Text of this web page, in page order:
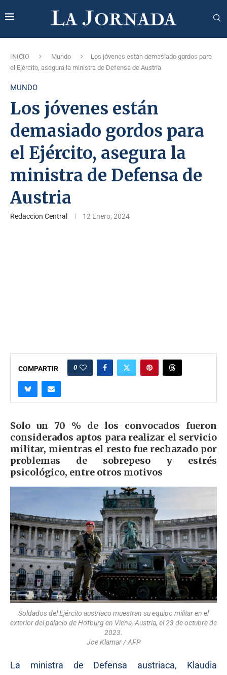
INICIO Mundo
Los jóvenes están demasiado gordos para
el Ejército, asegura la ministra de Defensa de Austria
MUNDO
Los jóvenes están
demasiado gordos para
el Ejército, asegura la
ministra de Defensa de
Austria
Redaccion Central 12 Enero, 2024
COMPARTIR 0
Solo un 70 % de los convocados fueron
considerados aptos para realizar el servicio
militar, mientras el resto fue rechazado por
problemas de sobrepeso y estrés
psicológico, entre otros motivos
Soldados del Ejército austriaco muestran su equipo militar en el
exterior del palacio de Hofburg en Viena, Austria, el 23 de octubre de
2023.
Joe Klamar / AFP
La ministra de Defensa austriaca, Klaudia